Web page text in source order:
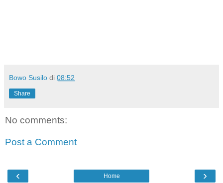
Bowo Susilo di 08:52
Share
No comments:
Post a Comment
‹ ›
Home